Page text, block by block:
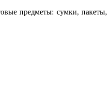
предметы: сумки, пакеты,